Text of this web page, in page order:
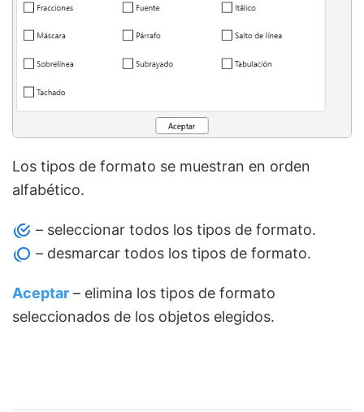
Los tipos de formato se muestran en orden
alfabético.
– seleccionar todos los tipos de formato.
– desmarcar todos los tipos de formato.
Aceptar – elimina los tipos de formato
seleccionados de los objetos elegidos.